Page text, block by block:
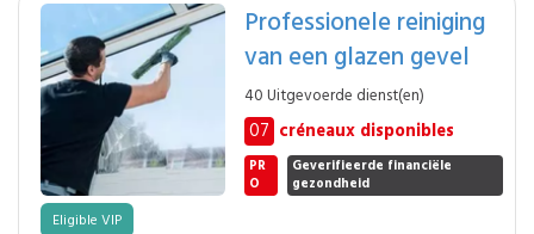
Professionele reiniging
van een glazen gevel
40 Uitgevoerde dienst(en)
07 créneaux disponibles
PR
O
Geverifieerde financiële
gezondheid
Eligible VIP